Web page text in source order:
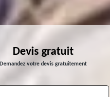
Devis gratuit
Demandez votre devis gratuitement